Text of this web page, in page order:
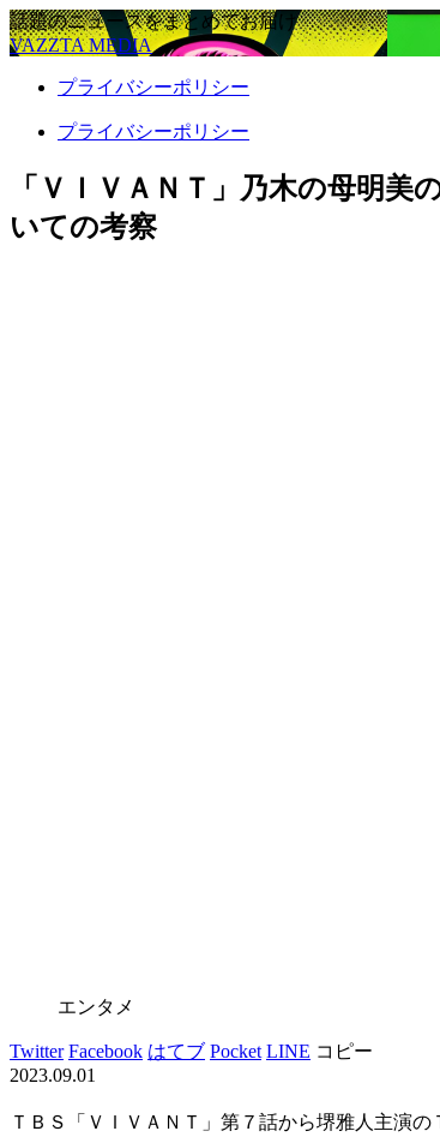
話題のニュースをまとめてお届け
VAZZTA MEDIA
プライバシーポリシー
プライバシーポリシー
「ＶＩＶＡＮＴ」乃木の母明美
いての考察
エンタメ
Twitter Facebook はてブ Pocket LINE コピー
2023.09.01
ＴＢＳ「ＶＩＶＡＮＴ」第７話から堺雅人主演